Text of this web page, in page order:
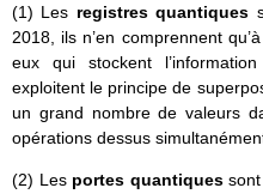
(1) Les registres quantiques
2018, ils n’en comprennent
eux qui stockent
exploitent le principe de
un grand nombre de valeurs
opérations dessus
(2) Les portes quantiques